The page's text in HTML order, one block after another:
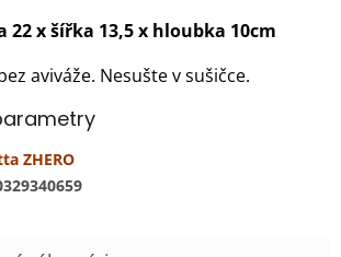
22 x šířka 13,5 x hloubka 10cm
aviváže. Nesušte v sušičce.
ZHERO